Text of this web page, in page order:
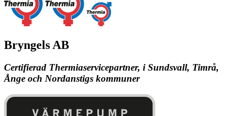
Bryngels AB
Certifierad Thermiaservicepartner, i Sundsvall, Timrå,
Ånge och Nordanstigs kommuner